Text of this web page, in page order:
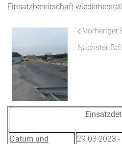
Einsatzbereitschaft
Datum und
29.03.2023 -
Vorheriger
Nächster